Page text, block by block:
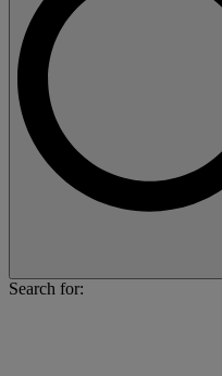
Search for: